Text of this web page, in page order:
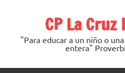
CP La Cruz
"Para educar a un niño o
entera"